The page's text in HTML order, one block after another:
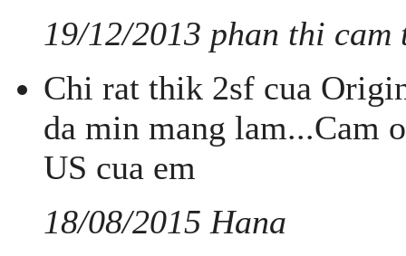
19/12/2013 phan thi cam
Chi rat thik 2sf cua
da min mang lam...Cam
US cua em
18/08/2015 Hana